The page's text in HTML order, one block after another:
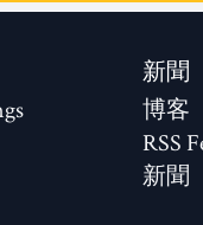
新聞
博客
RSS
新聞